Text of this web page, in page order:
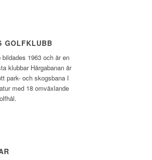
GOLFKLUBB
1963 och är en
klubbar Hårgabanan är
park- och skogsbana I
med 18 omväxlande